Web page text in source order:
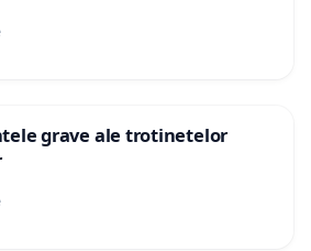
grave ale trotinetelor